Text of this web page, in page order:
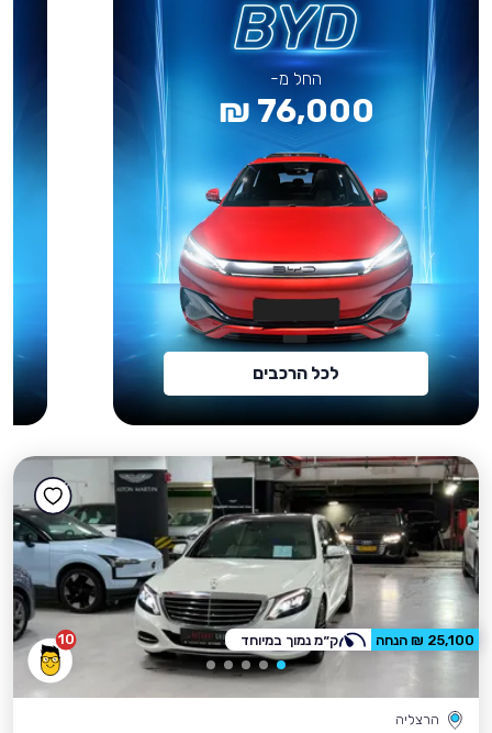
החל מ-
76,000 ₪
לכל הרכבים
10
הרצליה
25,100 ₪ הנחה ק״מ נמוך במיוחד